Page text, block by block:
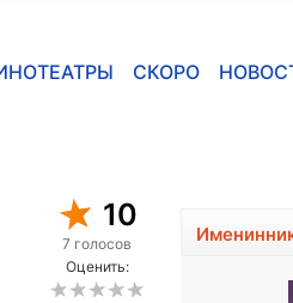
СКОРО
10
7 голосов
Оценить: